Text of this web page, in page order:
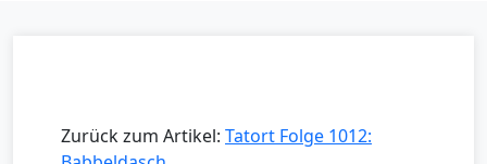
Zurück zum Artikel: Tatort Folge 1012: